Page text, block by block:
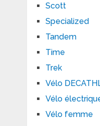
Scott
Specialized
Tandem
Time
Trek
Vélo
Vélo
Vélo femme